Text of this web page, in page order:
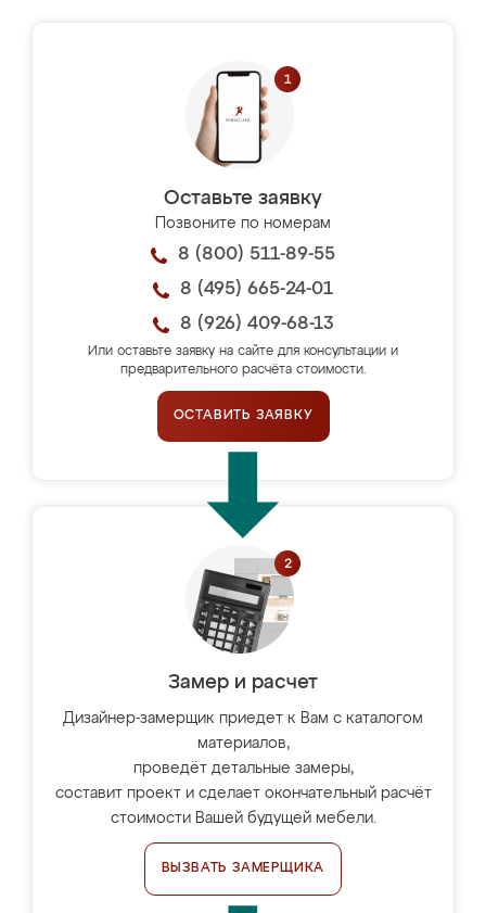
Оставьте заявку
Позвоните по номерам
8 (800) 511-89-55
8 (495) 665-24-01
8 (926) 409-68-13
Или оставьте заявку на сайте для консультации и
предварительного расчёта стоимости.
ОСТАВИТЬ ЗАЯВКУ
Замер и расчет
Дизайнер-замерщик приедет к Вам с каталогом
материалов,
проведёт детальные замеры,
составит проект и сделает окончательный расчёт
стоимости Вашей будущей мебели.
ВЫЗВАТЬ ЗАМЕРЩИКА